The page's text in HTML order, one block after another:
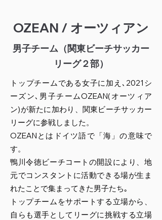
OZEAN / オーツィアン
男子チーム（関東ビーチサッカー
リーグ２部）
トップチームである女子に加え､2021シ
ーズン､男子チームOZEAN(オーツィア
ン)が新たに加わり、関東ビーチサッカー
リーグに参戦しました。
OZEANとはドイツ語で「海」の意味で
す。
鴨川令徳ビーチコートの開設により、地
元でコンスタントに活動できる場が生ま
れたことで集まってきた男子たち｡
トップチームをサポートする立場から、
自らも選手としてリーグに挑戦する立場